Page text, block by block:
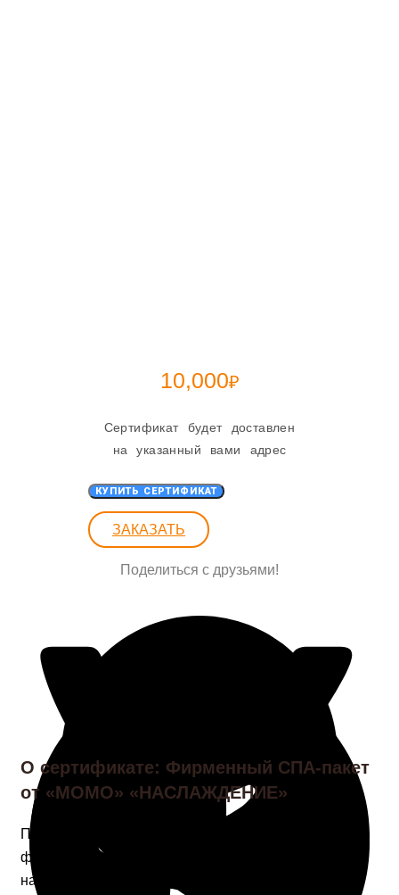
10,000₽
Сертификат будет доставлен
на указанный вами адрес
КУПИТЬ СЕРТИФИКАТ
ЗАКАЗАТЬ
Поделиться с друзьями!
О сертификате: Фирменный СПА-пакет
от «МОМО» «НАСЛАЖДЕНИЕ»
Приветствуем, друзья! Приглашаем вас пройти наш
фирменный комплекс процедур “Наслаждение”,
направленный на глубокое расслабление тела и